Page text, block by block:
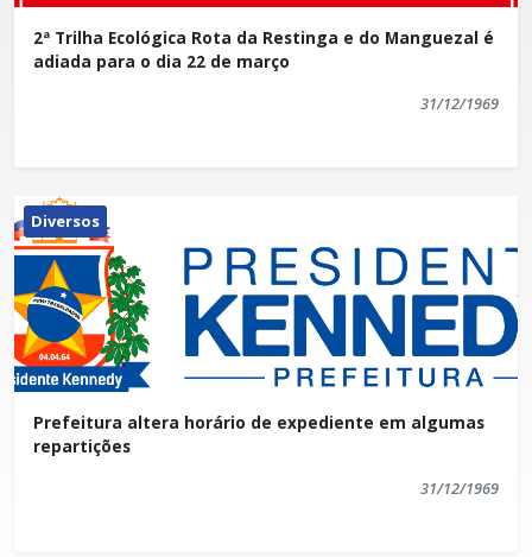
2ª Trilha Ecológica Rota da Restinga e do Manguezal é
adiada para o dia 22 de março
31/12/1969
Diversos
Prefeitura altera horário de expediente em algumas
repartições
31/12/1969